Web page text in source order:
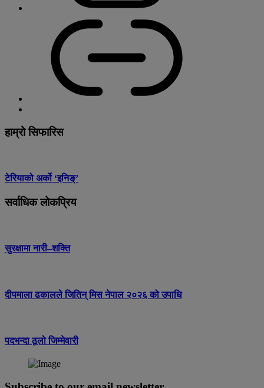
हाम्रो सिफारिस
टेरियाको अर्को ‘इनिङ्’
सर्वाधिक लोकप्रिय
सुरक्षामा नारी–शक्ति
दीपमाला ढकालले जितिन् मिस नेपाल २०२६ को उपाधि
पदभन्दा ठूलो जिम्मेवारी